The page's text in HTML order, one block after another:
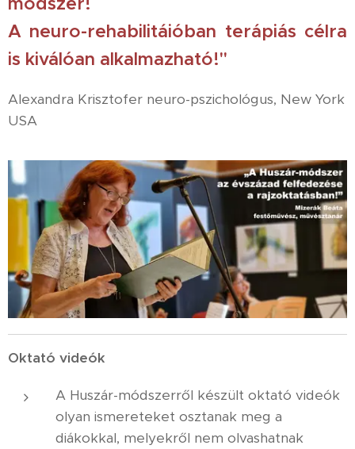
A neuro-rehabilitáióban terápiás célra
is kiválóan alkalmazható!"
Alexandra Krisztofer neuro-pszichológus, New York
USA
Oktató videók
A Huszár-módszerről készült oktató videók
olyan ismereteket osztanak meg a
diákokkal, melyekről nem olvashatnak